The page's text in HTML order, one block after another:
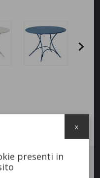
in acciaio verniciato per uso
presenti in
x